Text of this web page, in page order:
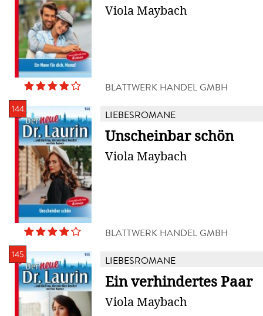
Viola Maybach
BLATTWERK HANDEL GMBH
144. LIEBESROMANE
Unscheinbar schön
Viola Maybach
BLATTWERK HANDEL GMBH
145. LIEBESROMANE
Ein verhindertes Paar
Viola Maybach